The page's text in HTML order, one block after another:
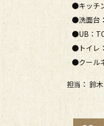
●キッチ
●洗面台
●UB：
●トイレ
●クール
担当： 鈴